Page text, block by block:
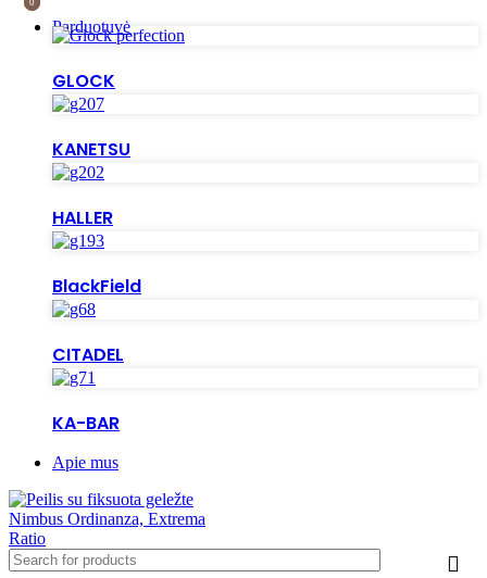
Parduotuvė
GLOCK
KANETSU
HALLER
BlackField
CITADEL
KA-BAR
Apie mus
00